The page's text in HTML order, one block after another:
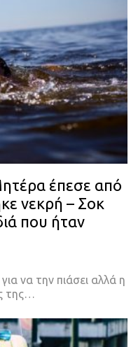
έπεσε από
νεκρή – Σοκ
που ήταν
να την πιάσει αλλά η
της…